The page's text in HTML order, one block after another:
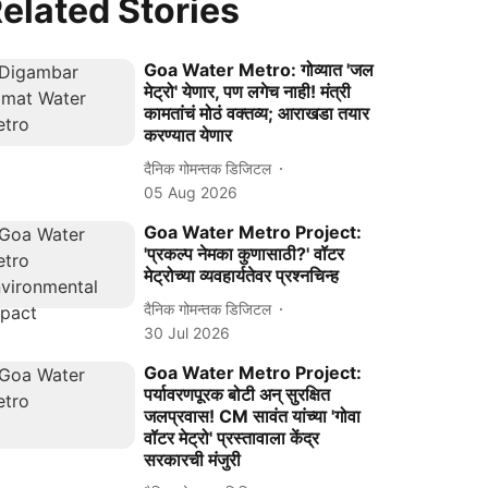
Stories
Goa Water Metro: गोव्यात 'जल
मेट्रो' येणार, पण लगेच नाही! मंत्री
कामतांचं मोठं वक्तव्य; आराखडा तयार
करण्यात येणार
दैनिक गोमन्तक डिजिटल
05 Aug 2026
Goa Water Metro Project:
'प्रकल्प नेमका कुणासाठी?' वॉटर
मेट्रोच्या व्यवहार्यतेवर प्रश्नचिन्ह
दैनिक गोमन्तक डिजिटल
30 Jul 2026
Goa Water Metro Project:
पर्यावरणपूरक बोटी अन् सुरक्षित
जलप्रवास! CM सावंत यांच्या 'गोवा
वॉटर मेट्रो' प्रस्तावाला केंद्र
सरकारची मंजुरी